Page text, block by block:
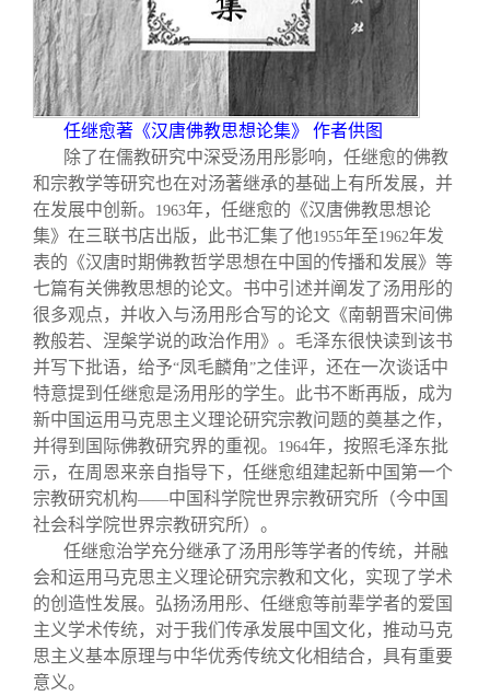
任继愈著《汉唐佛教思想论集》 作者供图
除了在儒教研究中深受汤用彤影响，任继愈的佛教
和宗教学等研究也在对汤著继承的基础上有所发展，并
在发展中创新。
1963年，任继愈的《汉唐佛教思想论
集》在三联书店出版，此书汇集了他1955年至1962年发
表的《汉唐时期佛教哲学思想在中国的传播和发展》等
七篇有关佛教思想的论文。书中引述并阐发了汤用彤的
很多观点，并收入与汤用彤合写的论文《南朝晋宋间佛
教般若、涅槃学说的政治作用》。毛泽东很快读到该书
并写下批语，给予“凤毛麟角”之佳评，还在一次谈话中
特意提到任继愈是汤用彤的学生。此书不断再版，成为
新中国运用马克思主义理论研究宗教问题的奠基之作，
并得到国际佛教研究界的重视。
1964年，按照毛泽东批
示，在周恩来亲自指导下，任继愈组建起新中国第一个
宗教研究机构——中国科学院世界宗教研究所（今中国
社会科学院世界宗教研究所）。
任继愈治学充分继承了汤用彤等学者的传统，并融
会和运用马克思主义理论研究宗教和文化，实现了学术
的创造性发展。弘扬汤用彤、任继愈等前辈学者的爱国
主义学术传统，对于我们传承发展中国文化，推动马克
思主义基本原理与中华优秀传统文化相结合，具有重要
意义。